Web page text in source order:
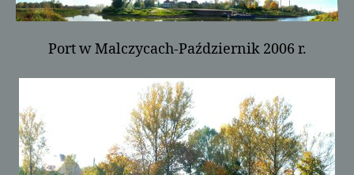
Port w Malczycach-Październik 2006 r.